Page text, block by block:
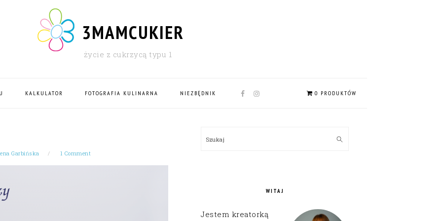
3MAMCUKIER
życie z cukrzycą typu 1
KALKULATOR FOTOGRAFIA KULINARNA NIEZBĘDNIK
NAV
0 PRODUKTÓW
Garbińska 1 Comment
SIDEBAR
Szukaj
WITAJ
Jestem kreatorką